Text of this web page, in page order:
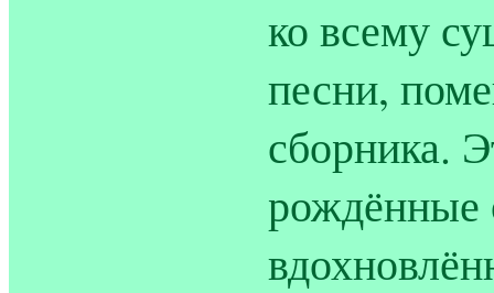
ко всему
песни,
сборника.
рождённые